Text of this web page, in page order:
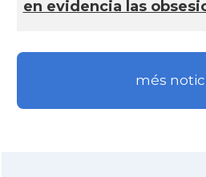
en evidencia las
més